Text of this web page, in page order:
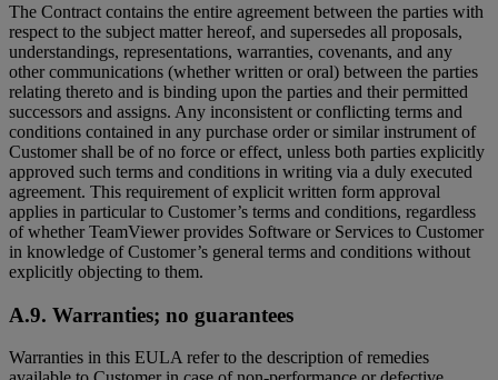
The Contract contains the entire agreement between the parties with
respect to the subject matter hereof, and supersedes all proposals,
understandings, representations, warranties, covenants, and any
other communications (whether written or oral) between the parties
relating thereto and is binding upon the parties and their permitted
successors and assigns. Any inconsistent or conflicting terms and
conditions contained in any purchase order or similar instrument of
Customer shall be of no force or effect, unless both parties explicitly
approved such terms and conditions in writing via a duly executed
agreement. This requirement of explicit written form approval
applies in particular to Customer’s terms and conditions, regardless
of whether TeamViewer provides Software or Services to Customer
in knowledge of Customer’s general terms and conditions without
explicitly objecting to them.
A.9. Warranties; no guarantees
Warranties in this EULA refer to the description of remedies